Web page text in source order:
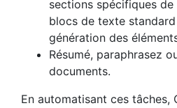
sections spécifiques
blocs de texte standard
génération des
Résumé, paraphrasez
documents.
En automatisant ces tâches,